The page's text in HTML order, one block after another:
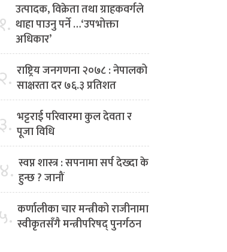
१. उत्पादक, विक्रेता तथा ग्राहकवर्गले
थाहा पाउनु पर्ने …‘उपभोक्ता
अधिकार’
२. राष्ट्रिय जनगणना २०७८ : नेपालको
साक्षरता दर ७६.३ प्रतिशत
३. भट्टराई परिवारमा कुल देवता र
पूजा विधि
४. स्वप्न शास्त्र : सपनामा सर्प देख्दा के
हुन्छ ? जानौं
५. कर्णालीका चार मन्त्रीको राजीनामा
स्वीकृतसँगै मन्त्रीपरिषद् पुनर्गठन